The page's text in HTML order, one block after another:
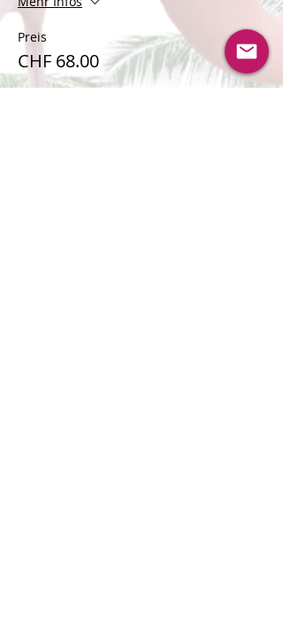
Preis
CHF 68.00